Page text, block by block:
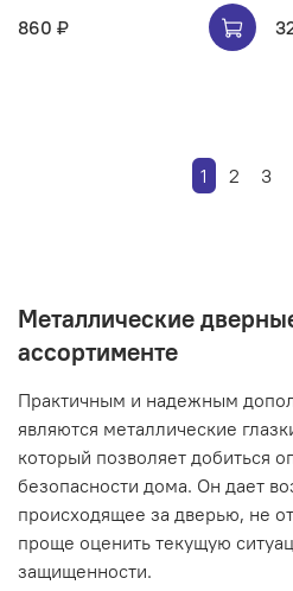
860 ₽
1 2 3
Металлические
ассортименте
Практичным и надежным
являются металлические
который позволяет добиться
безопасности дома. Он дает
происходящее за дверью, не
проще оценить текущую
защищенности.